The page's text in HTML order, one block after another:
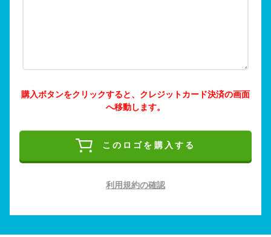
購入ボタンをクリックすると、クレジットカード決済の画面
へ移動します。
このロゴを購入する
利用規約の確認